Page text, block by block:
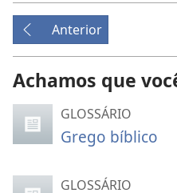
Anterior
Achamos que
GLOSSÁRIO
Grego bíblico
GLOSSÁRIO